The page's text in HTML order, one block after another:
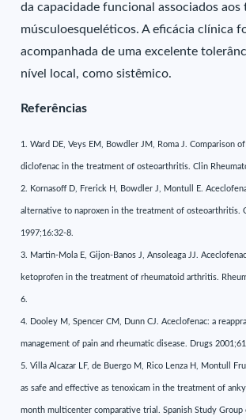
da capacidade funcional associados
músculoesqueléticos. A eficácia clínica
acompanhada de uma excelente
nível local, como sistêmico.
Referências
1. Ward DE, Veys EM, Bowdler JM, Roma J. Comparison
diclofenac in the treatment of osteoarthritis. Clin
2. Kornasoff D, Frerick H, Bowdler J, Montull E.
alternative to naproxen in the treatment of osteoarthritis.
1997;16:32-8.
3. Martin-Mola E, Gijon-Banos J, Ansoleaga JJ.
ketoprofen in the treatment of rheumatoid arthritis.
6.
4. Dooley M, Spencer CM, Dunn CJ. Aceclofenac: a
management of pain and rheumatic disease. Drugs
5. Villa Alcazar LF, de Buergo M, Rico Lenza H, Montull
as safe and effective as tenoxicam in the treatment of
month multicenter comparative trial. Spanish Study Group